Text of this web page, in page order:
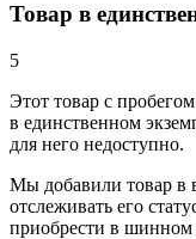
Товар в
5
Этот товар с
в единственном
для него недоступно.
Мы добавили товар в
отслеживать его
приобрести в шинном